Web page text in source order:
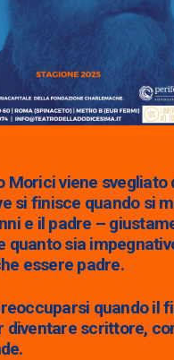
Morici viene svegliato
si finisce quando si
e il padre –
quanto sia
essere padre.
quando il
diventare scrittore,